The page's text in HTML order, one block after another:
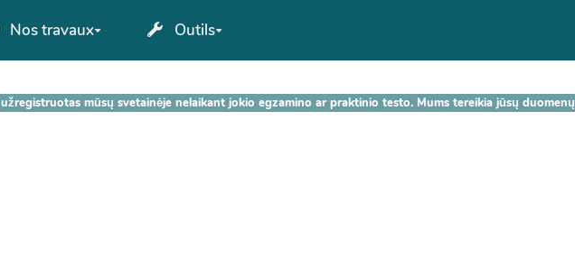
Nos travaux Outils
užregistruotas mūsų svetainėje nelaikant jokio egzamino ar praktinio testo. Mums tereikia jūsų duomenų